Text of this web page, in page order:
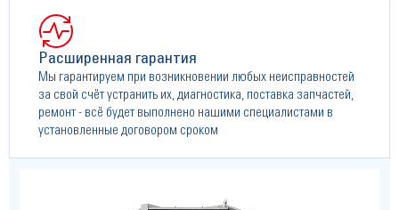
Расширенная гарантия
Мы гарантируем при возникновении любых неисправностей
за свой счёт устранить их, диагностика, поставка запчастей,
ремонт - всё будет выполнено нашими специалистами в
установленные договором сроком